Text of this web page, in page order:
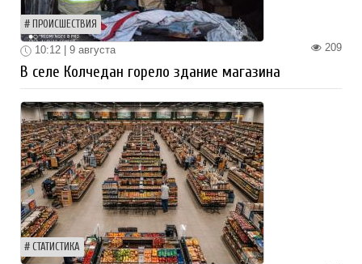
ПРОИСШЕСТВИЯ
209
10:12 | 9 августа
В селе Колчедан горело здание магазина
СТАТИСТИКА